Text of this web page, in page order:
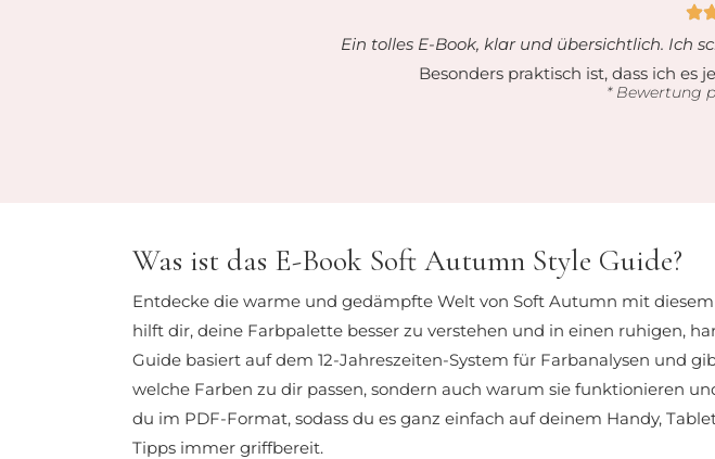
Ein tolles E-Book, klar und übersichtlich. Ich
Besonders praktisch ist, dass ich
* Bewertung
Was ist das E-Book Soft Autumn Style Guide?
Entdecke die warme und gedämpfte Welt von Soft Autumn mit
hilft dir, deine Farbpalette besser zu verstehen und in einen ruhigen,
Guide basiert auf dem 12-Jahreszeiten-System für Farbanalysen und
welche Farben zu dir passen, sondern auch warum sie funktionieren
du im PDF-Format, sodass du es ganz einfach auf deinem Handy,
Tipps immer griffbereit.